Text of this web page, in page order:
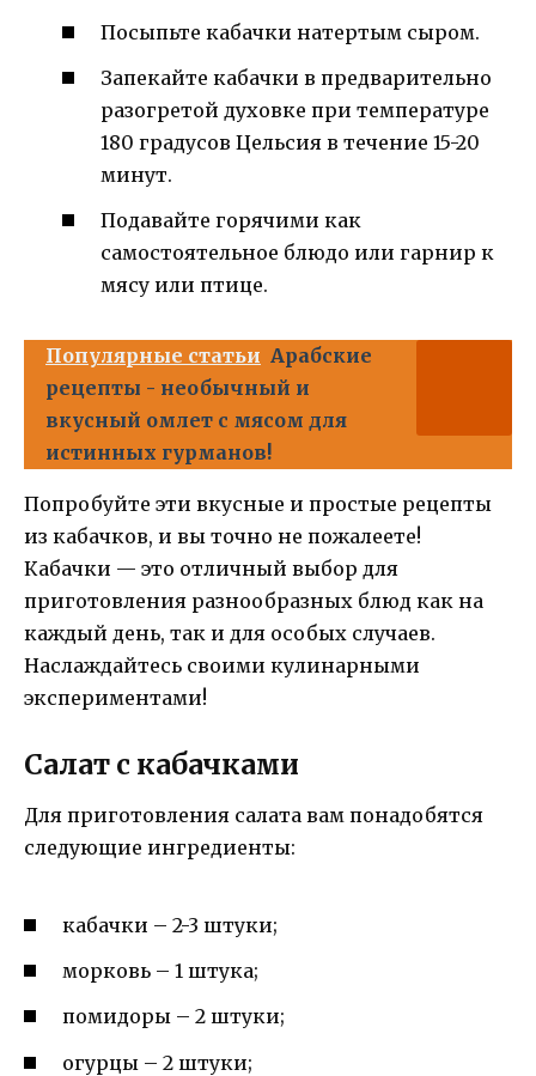
Посыпьте кабачки натертым сыром.
Запекайте кабачки в предварительно
разогретой духовке при температуре
180 градусов Цельсия в течение 15-20
минут.
Подавайте горячими как
самостоятельное блюдо или гарнир к
мясу или птице.
Популярные статьи Арабские
рецепты - необычный и
вкусный омлет с мясом для
истинных гурманов!
Попробуйте эти вкусные и простые рецепты
из кабачков, и вы точно не пожалеете!
Кабачки — это отличный выбор для
приготовления разнообразных блюд как на
каждый день, так и для особых случаев.
Наслаждайтесь своими кулинарными
экспериментами!
Салат с кабачками
Для приготовления салата вам понадобятся
следующие ингредиенты:
кабачки – 2-3 штуки;
морковь – 1 штука;
помидоры – 2 штуки;
огурцы – 2 штуки;